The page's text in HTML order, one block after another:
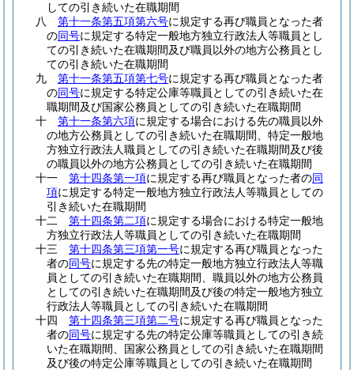
しての引き続いた在職期間
八
第十一条第五項第六号に規定する再び職員となった者
の同号に規定する特定一般地方独立行政法人等職員とし
ての引き続いた在職期間及び職員以外の地方公務員とし
ての引き続いた在職期間
九
第十一条第五項第七号に規定する再び職員となった者
の同号に規定する特定公庫等職員としての引き続いた在
職期間及び国家公務員としての引き続いた在職期間
十
第十一条第六項に規定する場合における先の職員以外
の地方公務員としての引き続いた在職期間、特定一般地
方独立行政法人職員としての引き続いた在職期間及び後
の職員以外の地方公務員としての引き続いた在職期間
十一
第十四条第一項に規定する再び職員となった者の同
項に規定する特定一般地方独立行政法人等職員としての
引き続いた在職期間
十二
第十四条第二項に規定する場合における特定一般地
方独立行政法人等職員としての引き続いた在職期間
十三
第十四条第三項第一号に規定する再び職員となった
者の同号に規定する先の特定一般地方独立行政法人等職
員としての引き続いた在職期間、職員以外の地方公務員
としての引き続いた在職期間及び後の特定一般地方独立
行政法人等職員としての引き続いた在職期間
十四
第十四条第三項第二号に規定する再び職員となった
者の同号に規定する先の特定公庫等職員としての引き続
いた在職期間、国家公務員としての引き続いた在職期間
及び後の特定公庫等職員としての引き続いた在職期間